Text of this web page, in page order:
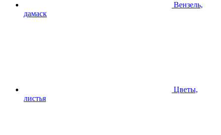
Вензель,
дамаск
Цветы,
листья